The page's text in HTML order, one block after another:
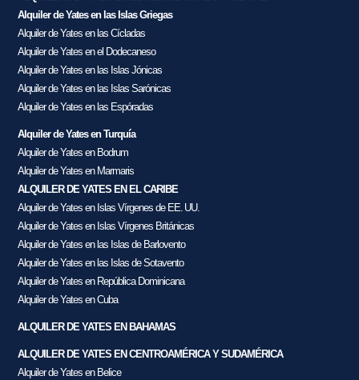
Alquiler de Yates en las Islas Griegas
Alquiler de Yates en las Cícladas
Alquiler de Yates en el Dodecaneso
Alquiler de Yates en las Islas Jónicas
Alquiler de Yates en las Islas Sarónicas
Alquiler de Yates en las Espóradas
Alquiler de Yates en Turquía
Alquiler de Yates en Bodrum
Alquiler de Yates en Marmaris
ALQUILER DE YATES EN EL CARIBE
Alquiler de Yates en Islas Vírgenes de EE. UU.
Alquiler de Yates en Islas Vírgenes Británicas
Alquiler de Yates en las Islas de Barlovento
Alquiler de Yates en las Islas de Sotavento
Alquiler de Yates en República Dominicana
Alquiler de Yates en Cuba
ALQUILER DE YATES EN BAHAMAS
ALQUILER DE YATES EN CENTROAMÉRICA Y SUDAMÉRICA
Alquiler de Yates en Belice